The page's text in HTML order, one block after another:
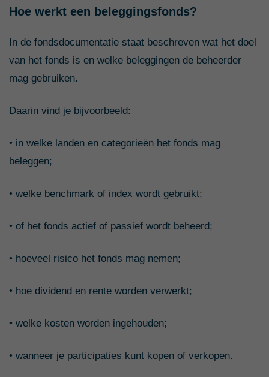
Hoe werkt een beleggingsfonds?
In de fondsdocumentatie staat beschreven wat het doel
van het fonds is en welke beleggingen de beheerder
mag gebruiken.
Daarin vind je bijvoorbeeld:
• in welke landen en categorieën het fonds mag
beleggen;
• welke benchmark of index wordt gebruikt;
• of het fonds actief of passief wordt beheerd;
• hoeveel risico het fonds mag nemen;
• hoe dividend en rente worden verwerkt;
• welke kosten worden ingehouden;
• wanneer je participaties kunt kopen of verkopen.